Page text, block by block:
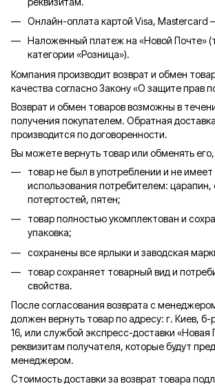
Онлайн-оплата картой Visa, Mastercard
Наложенный платеж на «Новой Почте»
категории «Розница»).
Компания производит возврат и обмен
качества согласно Закону «О защите прав
Возврат и обмен товаров возможны в
получения покупателем. Обратная
производится по договоренности.
Вы можете вернуть товар или обменять
товар не был в употреблении и не
использования потребителем: царапин,
потертостей, пятен;
товар полностью укомплектован и
упаковка;
сохранены все ярлыки и заводская
товар сохраняет товарный вид и
свойства.
После согласования возврата с
должен вернуть товар по адресу: г. Киев, б-
16, или службой экспресс-доставки «Новая
реквизитам получателя, которые будут
менеджером.
Стоимость доставки за возврат товара